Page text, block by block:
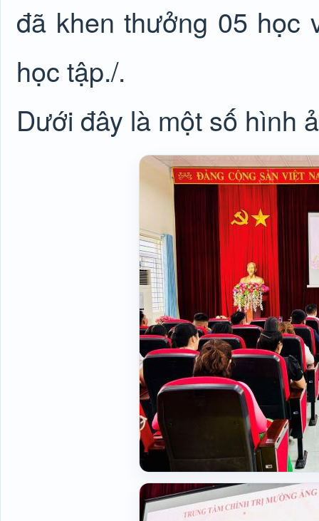
đã khen thưởng 05 học
học tập./.
Dưới đây là một số hình